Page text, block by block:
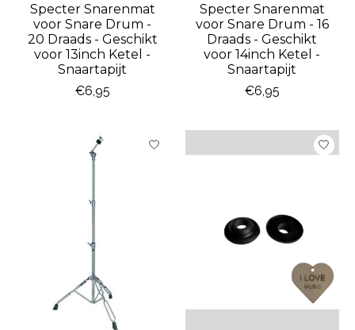
Specter Snarenmat
voor Snare Drum -
20 Draads - Geschikt
voor 13inch Ketel -
Snaartapijt
€6,95
Specter Snarenmat
voor Snare Drum - 16
Draads - Geschikt
voor 14inch Ketel -
Snaartapijt
€6,95